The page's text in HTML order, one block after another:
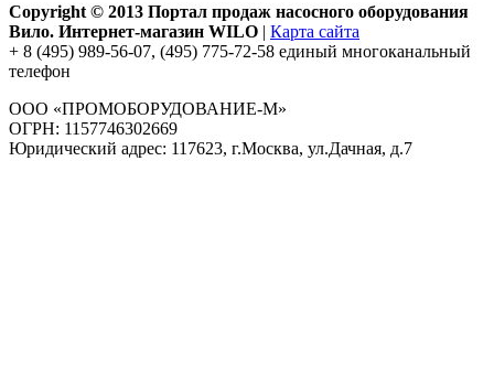
Copyright © 2013 Портал продаж насосного оборудования
Вило. Интернет-магазин WILO | Карта сайта
+ 8 (495) 989-56-07, (495) 775-72-58 единый многоканальный
телефон
ООО «ПРОМОБОРУДОВАНИЕ-М»
ОГРН: 1157746302669
Юридический адрес: 117623, г.Москва, ул.Дачная, д.7